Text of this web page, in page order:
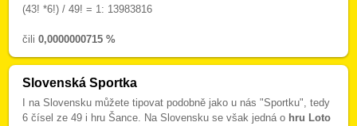
(43! *6!) / 49! = 1: 13983816
čili0,0000000715 %
Slovenská Sportka
I na Slovensku můžete tipovat podobně jako u nás "Sportku", tedy
6 čísel ze 49 i hru Šance. Na Slovensku se však jedná o hru Loto